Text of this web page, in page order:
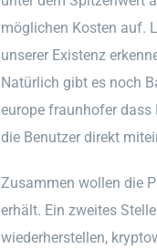
möglichen Kosten auf.
unserer Existenz
Natürlich gibt es noch
europe fraunhofer dass
die Benutzer direkt
Zusammen wollen die
erhält. Ein zweites
wiederherstellen,